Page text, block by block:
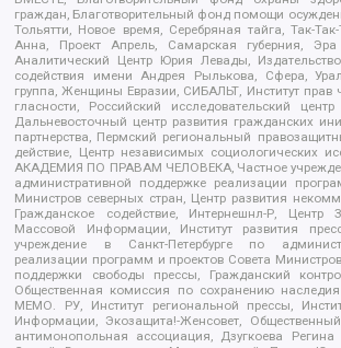
граждан, Благотворительный фонд помощи
Тольятти, Новое время, Серебряная тайга, Так-
Анна, Проект Апрель, Самарская губерния,
Аналитический Центр Юрия Левады,
содействия имени Андрея Рылькова, Сфера,
группа, Женщины Евразии, СИБАЛЬТ, Институт прав
гласности, Российский исследовательский
Дальневосточный центр развития гражданских
партнерства, Пермский региональный
действие, Центр независимых социологических
АКАДЕМИЯ ПО ПРАВАМ ЧЕЛОВЕКА, Частное
административной поддержке реализации
Министров северных стран, Центр развития
Гражданское содействие, Интернешнл-Р,
Массовой Информации, Институт развития
учреждение в Санкт-Петербурге по
реализации программ и проектов Совета
поддержки свободы прессы, Гражданский
Общественная комиссия по сохранению
МЕМО. РУ, Институт региональной прессы,
Информации, Экозащита!-Женсовет, Общественный
антимонопольная ассоциация, Дзугкоева Регина